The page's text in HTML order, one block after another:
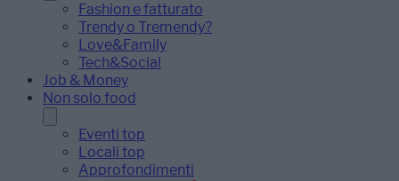
Fashion e fatturato
Trendy o Tremendy?
Love&Family
Tech&Social
Job & Money
Non solo food
Eventi top
Locali top
Approfondimenti